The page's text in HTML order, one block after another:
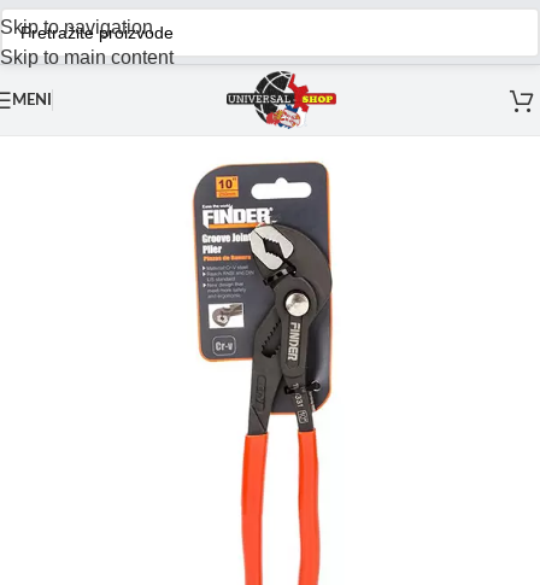
Skip to navigation
Skip to main content
MENI